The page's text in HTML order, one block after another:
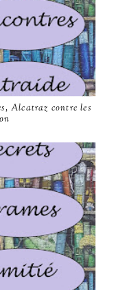
Alcatraz contre les